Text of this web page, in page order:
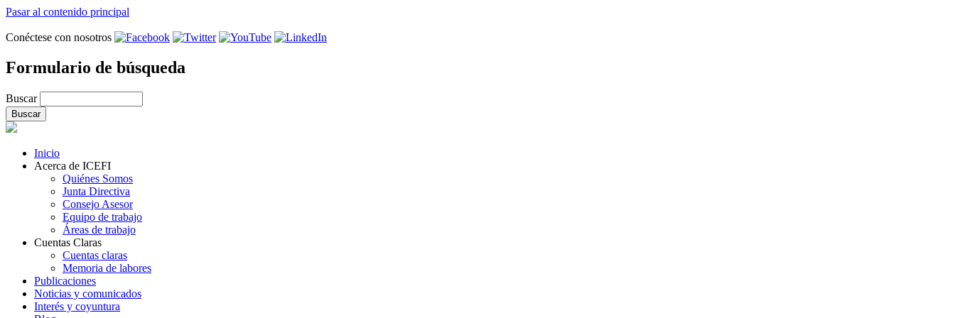
Pasar al contenido principal
Conéctese con nosotros
Formulario de búsqueda
Buscar
Inicio
Acerca de ICEFI
Quiénes Somos
Junta Directiva
Consejo Asesor
Equipo de trabajo
Áreas de trabajo
Cuentas Claras
Cuentas claras
Memoria de labores
Publicaciones
Noticias y comunicados
Interés y coyuntura